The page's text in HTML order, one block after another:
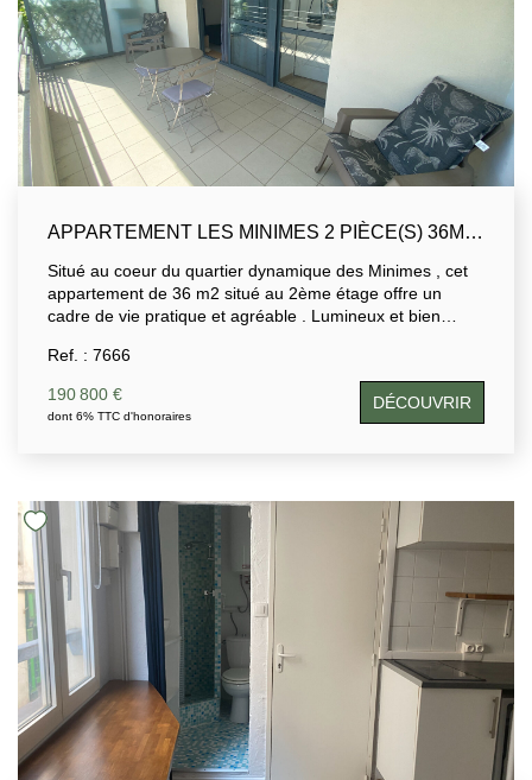
APPARTEMENT LES MINIMES 2 PIÈCE(S) 36M2 AVEC ASCENSEUR ET TERRASSE (12M2)
Situé au coeur du quartier dynamique des Minimes , cet
appartement de 36 m2 situé au 2ème étage offre un
cadre de vie pratique et agréable . Lumineux et bien
cuisine , d'une salle d'eau avec wc, d'une chambre . Il
séduit également par sa grande terrasse de 12m2 ,
parfaite pour profiter du climat doux de la cote Atlantique.
La résidence dispose d'un ascenseur et se situe à
Ref. : 7666
190 800 €
dont 6% TTC d'honoraires
DÉCOUVRIR